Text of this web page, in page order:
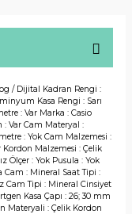
/ Dijital Kadran Rengi :
Kasa Rengi : Sarı
: Var Marka : Casio
: Var Cam Materyal :
: Yok Cam Malzemesi :
Kordon Malzemesi : Çelik
Ölçer : Yok Pusula : Yok
Cam : Mineral Saat Tipi :
Cam Tipi : Mineral Cinsiyet
Kasa Çapı : 26; 30 mm
Materyali : Çelik Kordon